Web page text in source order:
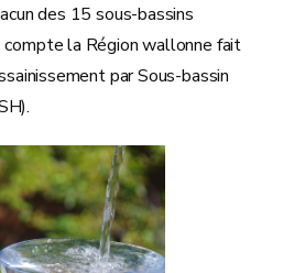
des 15 sous-bassins
compte la Région wallonne fait
par Sous-bassin